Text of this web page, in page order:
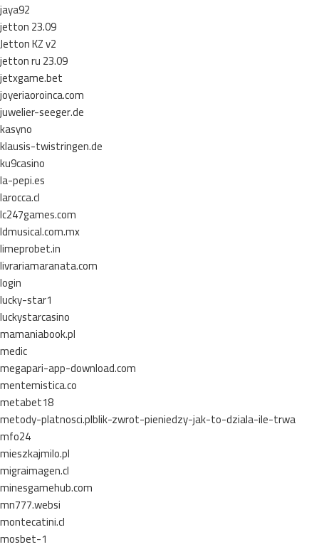
jaya92
jetton 23.09
Jetton KZ v2
jetton ru 23.09
jetxgame.bet
joyeriaoroinca.com
juwelier-seeger.de
kasyno
klausis-twistringen.de
ku9casino
la-pepi.es
larocca.cl
lc247games.com
ldmusical.com.mx
limeprobet.in
livrariamaranata.com
login
lucky-star1
luckystarcasino
mamaniabook.pl
medic
megapari-app-download.com
mentemistica.co
metabet18
metody-platnosci.plblik-zwrot-pieniedzy-jak-to-dziala-ile-trwa
mfo24
mieszkajmilo.pl
migraimagen.cl
minesgamehub.com
mn777.websi
montecatini.cl
mosbet-1